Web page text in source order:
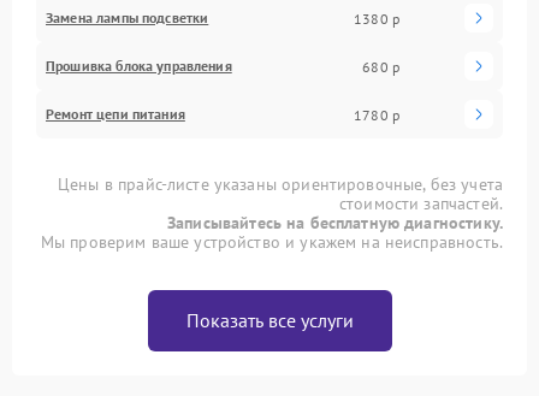
Замена лампы подсветки 1380 р
Прошивка блока управления 680 р
Ремонт цепи питания 1780 р
Цены в прайс-листе указаны ориентировочные, без учета
стоимости запчастей.
Записывайтесь на бесплатную диагностику.
Мы проверим ваше устройство и укажем на неисправность.
Показать все услуги